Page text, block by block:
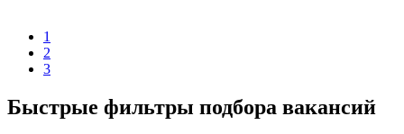
1
2
3
Быстрые фильтры подбора вакансий